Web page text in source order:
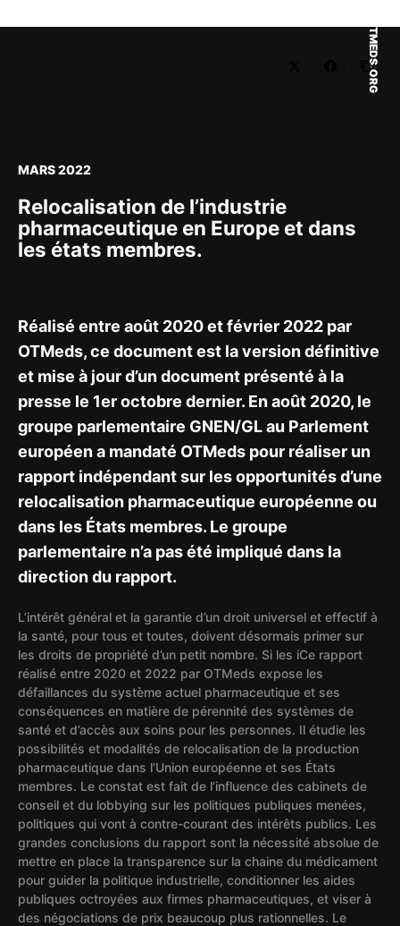
OTMEDS.ORG
MARS 2022
Relocalisation de l’industrie
pharmaceutique en Europe et dans
les états membres.
Réalisé entre août 2020 et février 2022 par
OTMeds, ce document est la version définitive
et mise à jour d’un document présenté à la
presse le 1er octobre dernier. En août 2020, le
groupe parlementaire GNEN/GL au Parlement
européen a mandaté OTMeds pour réaliser un
rapport indépendant sur les opportunités d’une
relocalisation pharmaceutique européenne ou
dans les États membres. Le groupe
parlementaire n’a pas été impliqué dans la
direction du rapport.
L’intérêt général et la garantie d’un droit universel et effectif à
la santé, pour tous et toutes, doivent désormais primer sur
les droits de propriété d’un petit nombre. Si les iCe rapport
réalisé entre 2020 et 2022 par OTMeds expose les
défaillances du système actuel pharmaceutique et ses
conséquences en matière de pérennité des systèmes de
santé et d’accès aux soins pour les personnes. Il étudie les
possibilités et modalités de relocalisation de la production
pharmaceutique dans l’Union européenne et ses États
membres. Le constat est fait de l’influence des cabinets de
conseil et du lobbying sur les politiques publiques menées,
politiques qui vont à contre-courant des intérêts publics. Les
grandes conclusions du rapport sont la nécessité absolue de
mettre en place la transparence sur la chaine du médicament
pour guider la politique industrielle, conditionner les aides
publiques octroyées aux firmes pharmaceutiques, et viser à
des négociations de prix beaucoup plus rationnelles. Le